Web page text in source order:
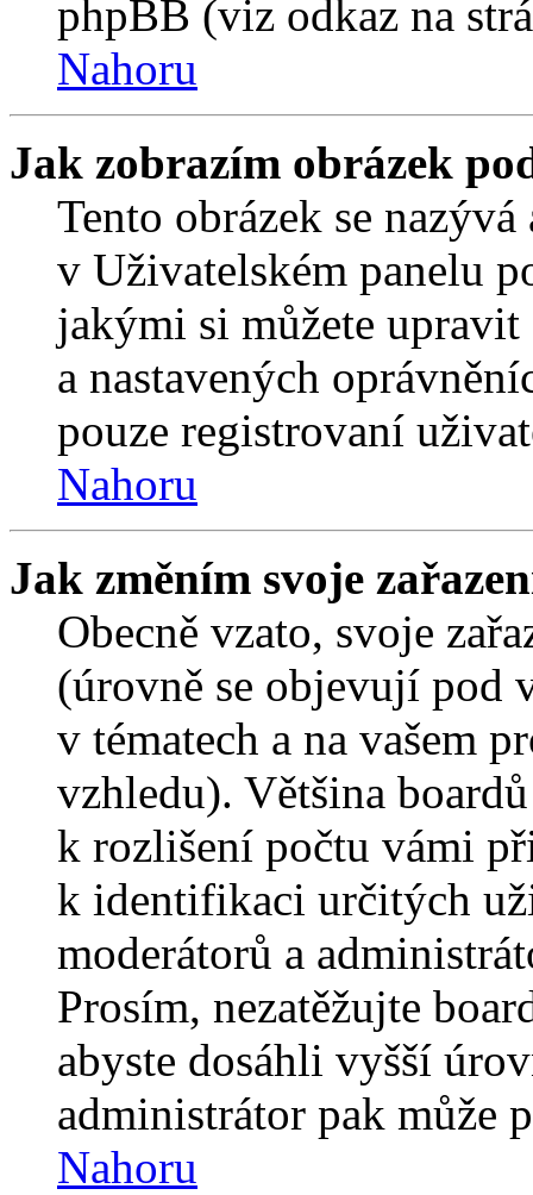
phpBB (viz odkaz na
Nahoru
Jak zobrazím obrázek
Tento obrázek se
v Uživatelském panelu
jakými si můžete
a nastavených
pouze registrovaní
Nahoru
Jak změním svoje
Obecně vzato, svoje
(úrovně se objevují pod
v tématech a na vašem
vzhledu). Většina
k rozlišení počtu vámi
k identifikaci určitých
moderátorů a
Prosím, nezatěžujte
abyste dosáhli vyšší
administrátor pak může
Nahoru